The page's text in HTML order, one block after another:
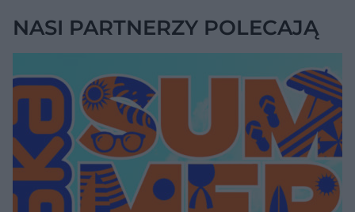
NASI PARTNERZY POLECAJĄ